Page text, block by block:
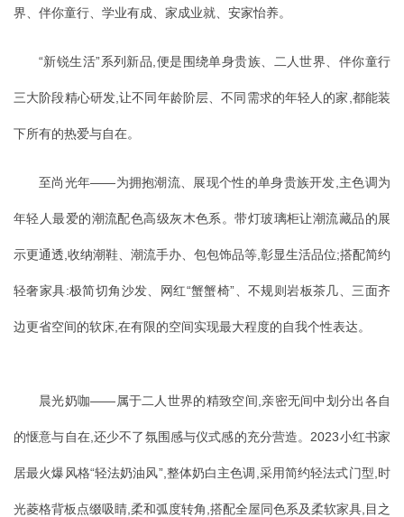
界、伴你童行、学业有成、家成业就、安家怡养。
“新锐生活”系列新品,便是围绕单身贵族、二人世界、伴你童行
三大阶段精心研发,让不同年龄阶层、不同需求的年轻人的家,都能装
下所有的热爱与自在。
至尚光年——为拥抱潮流、展现个性的单身贵族开发,主色调为
年轻人最爱的潮流配色高级灰木色系。带灯玻璃柜让潮流藏品的展
示更通透,收纳潮鞋、潮流手办、包包饰品等,彰显生活品位;搭配简约
轻奢家具:极简切角沙发、网红“蟹蟹椅”、不规则岩板茶几、三面齐
边更省空间的软床,在有限的空间实现最大程度的自我个性表达。
晨光奶咖——属于二人世界的精致空间,亲密无间中划分出各自
的惬意与自在,还少不了氛围感与仪式感的充分营造。2023小红书家
居最火爆风格“轻法奶油风”,整体奶白主色调,采用简约轻法式门型,时
光菱格背板点缀吸睛,柔和弧度转角,搭配全屋同色系及柔软家具,目之